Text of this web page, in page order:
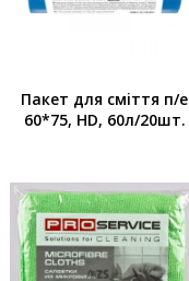
Пакет для смiття п/е
60*75, HD, 60л/20шт.